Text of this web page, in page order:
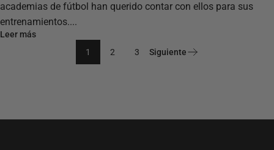
academias de fútbol han querido contar con ellos para sus
entrenamientos....
Leer más
1
2 3 Siguiente